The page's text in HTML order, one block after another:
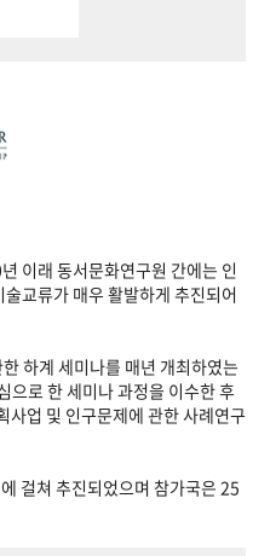
이래 동서문화연구원 간에는 인
교류가 매우 활발하게 추진되어
하계 세미나를 매년 개최하였는
으로 한 세미나 과정을 이수한 후
사업 및 인구문제에 관한 사례연구
걸쳐 추진되었으며 참가국은 25